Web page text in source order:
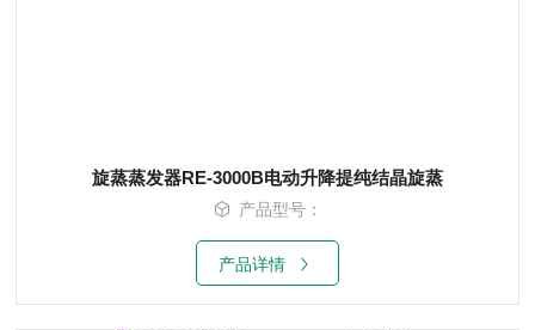
旋蒸蒸发器RE-3000B电动升降提纯结晶旋蒸
产品型号：
产品详情